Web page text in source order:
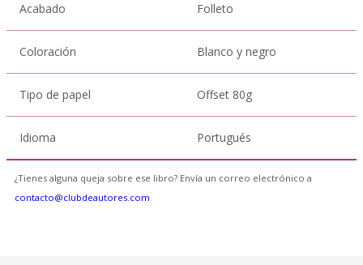
Acabado Folleto
Coloración Blanco y negro
Tipo de papel Offset 80g
Idioma Portugués
¿Tienes alguna queja sobre ese libro? Envía un correo electrónico a
contacto@clubdeautores.com